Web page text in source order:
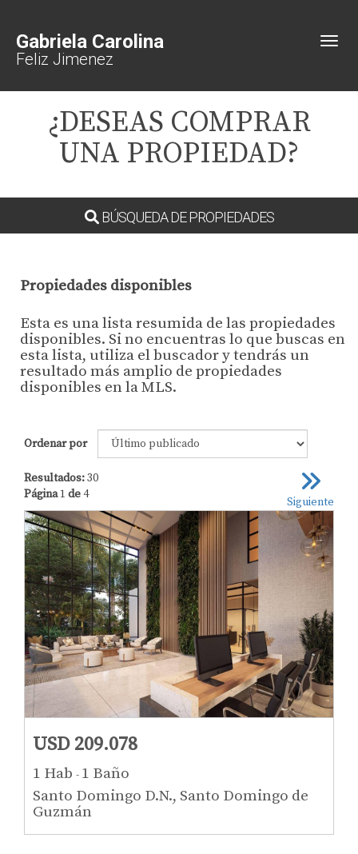
Gabriela Carolina
Feliz Jimenez
¿DESEAS COMPRAR
UNA PROPIEDAD?
BÚSQUEDA DE PROPIEDADES
Propiedades disponibles
Esta es una lista resumida de las propiedades
disponibles. Si no encuentras lo que buscas en
esta lista, utiliza el buscador y tendrás un
resultado más amplio de propiedades
disponibles en la MLS.
Ordenar por
Siguiente
Resultados:30
Página1 de4
USD 209.078
1 Hab - 1 Baño
Santo Domingo D.N., Santo Domingo de
Guzmán